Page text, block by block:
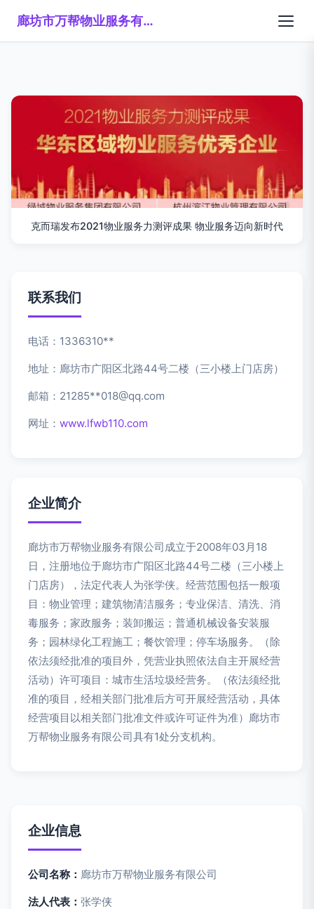
廊坊市万帮物业服务有限公司
克而瑞发布2021物业服务力测评成果 物业服务迈向新时代
联系我们
电话：1336310**
地址：廊坊市广阳区北路44号二楼（三小楼上门店房）
邮箱：21285**018@qq.com
网址： www.lfwb110.com
企业简介
廊坊市万帮物业服务有限公司成立于2008年03月18
日，注册地位于廊坊市广阳区北路44号二楼（三小楼上
门店房），法定代表人为张学侠。经营范围包括一般项
目：物业管理；建筑物清洁服务；专业保洁、清洗、消
毒服务；家政服务；装卸搬运；普通机械设备安装服
务；园林绿化工程施工；餐饮管理；停车场服务。（除
依法须经批准的项目外，凭营业执照依法自主开展经营
活动）许可项目：城市生活垃圾经营务。（依法须经批
准的项目，经相关部门批准后方可开展经营活动，具体
经营项目以相关部门批准文件或许可证件为准）廊坊市
万帮物业服务有限公司具有1处分支机构。
企业信息
公司名称： 廊坊市万帮物业服务有限公司
法人代表： 张学侠